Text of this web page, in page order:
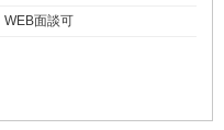
WEB面談可